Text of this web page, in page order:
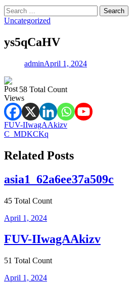
Search
for:
Uncategorized
ys5qCaHV
adminApril 1, 2024
58 Total Count
Post
navigation
FUV-IIwagAAkizv
C_MDKCKq
Related Posts
asia1_62a6ee37a509c
45 Total Count
April 1, 2024
FUV-IIwagAAkizv
51 Total Count
April 1, 2024